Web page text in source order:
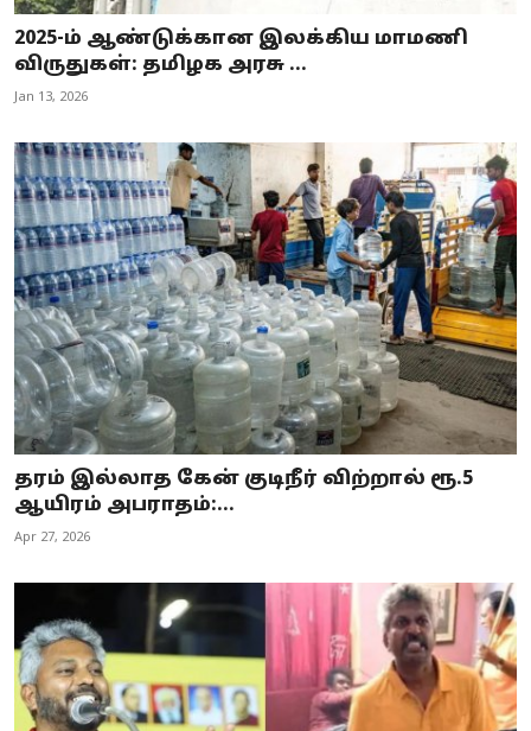
2025-ம் ஆண்டுக்கான இலக்கிய மாமணி
விருதுகள்: தமிழக அரசு ...
Jan 13, 2026
தரம் இல்லாத கேன் குடிநீர் விற்றால் ரூ.5
ஆயிரம் அபராதம்:...
Apr 27, 2026